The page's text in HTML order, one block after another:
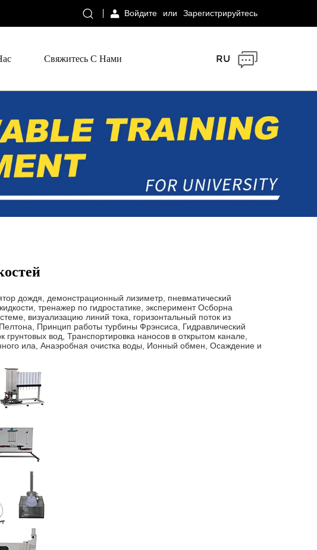
Войдите или Зарегистрируйтесь
Свяжитесь С Нами RU
дождя, демонстрационный лизиметр, пневматический
тренажер по гидростатике, эксперимент Осборна
визуализацию линий тока, горизонтальный поток из
Принцип работы турбины Фрэнсиса, Гидравлический
вод, Транспортировка наносов в открытом канале,
ила, Анаэробная очистка воды, Ионный обмен, Осаждение и